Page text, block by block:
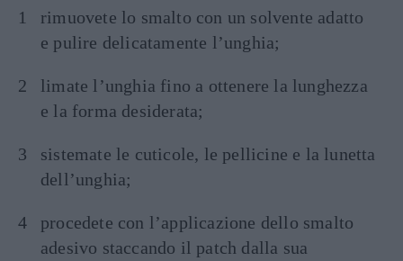
rimuovete lo smalto con un solvente adatto
e pulire delicatamente l’unghia;
limate l’unghia fino a ottenere la lunghezza
e la forma desiderata;
sistemate le cuticole, le pellicine e la lunetta
dell’unghia;
procedete con l’applicazione dello smalto
adesivo staccando il patch dalla sua